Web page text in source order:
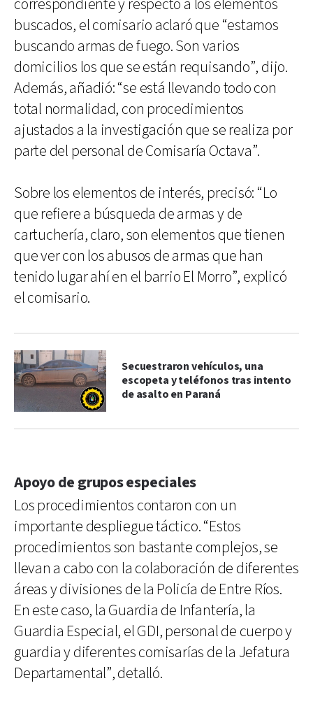
correspondiente y respecto a los elementos
buscados, el comisario aclaró que “estamos
buscando armas de fuego. Son varios
domicilios los que se están requisando”, dijo.
Además, añadió: “se está llevando todo con
total normalidad, con procedimientos
ajustados a la investigación que se realiza por
parte del personal de Comisaría Octava”.
Sobre los elementos de interés, precisó: “Lo
que refiere a búsqueda de armas y de
cartuchería, claro, son elementos que tienen
que ver con los abusos de armas que han
tenido lugar ahí en el barrio El Morro”, explicó
el comisario.
Secuestraron vehículos, una
escopeta y teléfonos tras intento
de asalto en Paraná
Apoyo de grupos especiales
Los procedimientos contaron con un
importante despliegue táctico. “Estos
procedimientos son bastante complejos, se
llevan a cabo con la colaboración de diferentes
áreas y divisiones de la Policía de Entre Ríos.
En este caso, la Guardia de Infantería, la
Guardia Especial, el GDI, personal de cuerpo y
guardia y diferentes comisarías de la Jefatura
Departamental”, detalló.